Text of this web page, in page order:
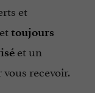
et
toujours
et un
recevoir.